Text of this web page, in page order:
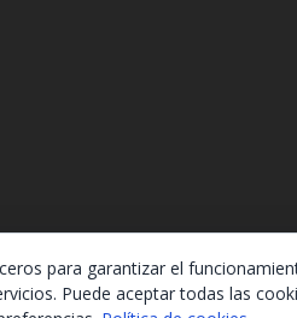
lo único que te pido es que
para garantizar el
Puede aceptar todas las